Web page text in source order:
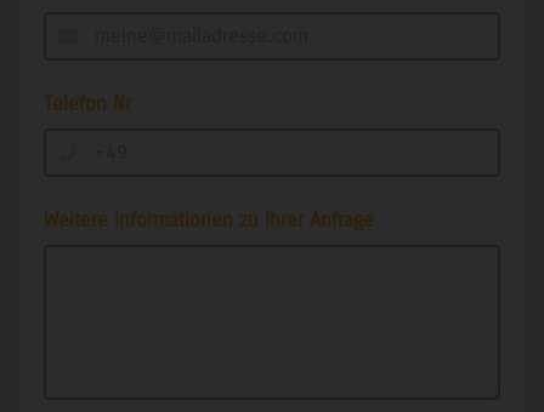
Telefon Nr
Weitere Informationen zu Ihrer Anfrage